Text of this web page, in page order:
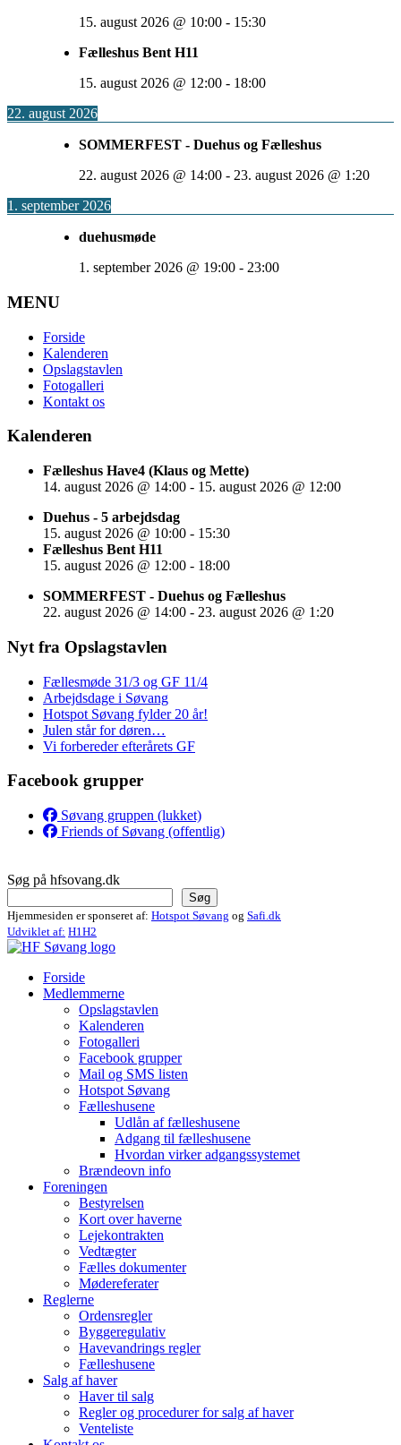
15. august 2026 @ 10:00 - 15:30
Fælleshus Bent H11
15. august 2026 @ 12:00 - 18:00
22. august 2026
SOMMERFEST - Duehus og Fælleshus
22. august 2026 @ 14:00 - 23. august 2026 @ 1:20
1. september 2026
duehusmøde
1. september 2026 @ 19:00 - 23:00
MENU
Forside
Kalenderen
Opslagstavlen
Fotogalleri
Kontakt os
Kalenderen
Fælleshus Have4 (Klaus og Mette)
14. august 2026 @ 14:00 - 15. august 2026 @ 12:00
Duehus - 5 arbejdsdag
15. august 2026 @ 10:00 - 15:30
Fælleshus Bent H11
15. august 2026 @ 12:00 - 18:00
SOMMERFEST - Duehus og Fælleshus
22. august 2026 @ 14:00 - 23. august 2026 @ 1:20
Nyt fra Opslagstavlen
Fællesmøde 31/3 og GF 11/4
Arbejdsdage i Søvang
Hotspot Søvang fylder 20 år!
Julen står for døren…
Vi forbereder efterårets GF
Facebook grupper
Søvang gruppen (lukket)
Friends of Søvang (offentlig)
Søg på hfsovang.dk
Søg
Hjemmesiden er sponseret af: Hotspot Søvang og Safi.dk
Udviklet af: H1H2
Forside
Medlemmerne
Opslagstavlen
Kalenderen
Fotogalleri
Facebook grupper
Mail og SMS listen
Hotspot Søvang
Fælleshusene
Udlån af fælleshusene
Adgang til fælleshusene
Hvordan virker adgangssystemet
Brændeovn info
Foreningen
Bestyrelsen
Kort over haverne
Lejekontrakten
Vedtægter
Fælles dokumenter
Mødereferater
Reglerne
Ordensregler
Byggeregulativ
Havevandrings regler
Fælleshusene
Salg af haver
Haver til salg
Regler og procedurer for salg af haver
Venteliste